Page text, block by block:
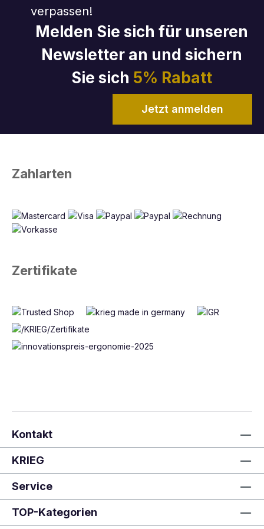
verpassen!
Melden Sie sich für unseren
Newsletter an und sichern
Sie sich 5% Rabatt
Jetzt anmelden
Zahlarten
Zertifikate
Kontakt
KRIEG
Service
TOP-Kategorien